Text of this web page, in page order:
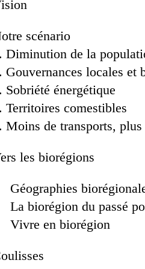
scénario
Diminution de la
Gouvernances locales et
Sobriété énergétique
Territoires comestibles
Moins de transports,
les biorégions
Géographies
La biorégion du passé
Vivre en biorégion